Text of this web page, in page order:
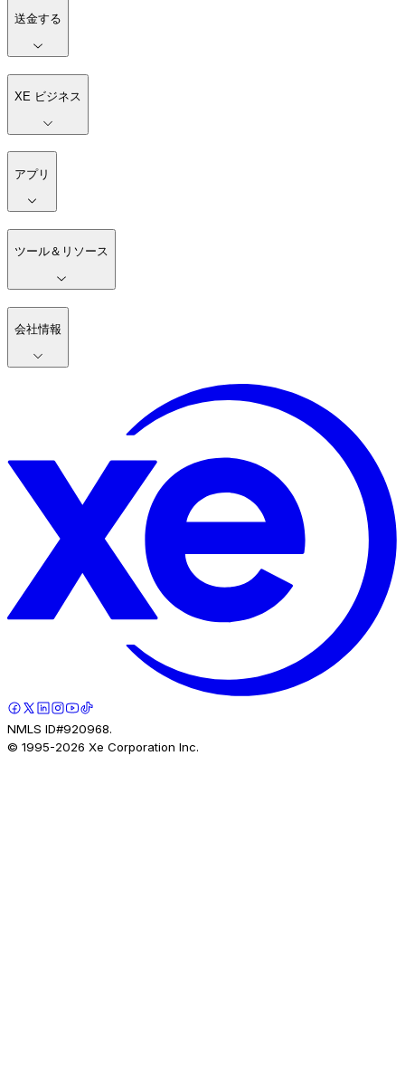
送金する
XE ビジネス
アプリ
ツール＆リソース
会社情報
NMLS ID#920968.
© 1995-2026 Xe Corporation Inc.